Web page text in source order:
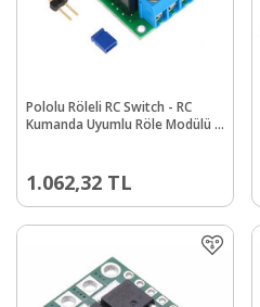
Pololu Röleli RC Switch - RC
Kumanda Uyumlu Röle Modülü -
1.062,32 TL